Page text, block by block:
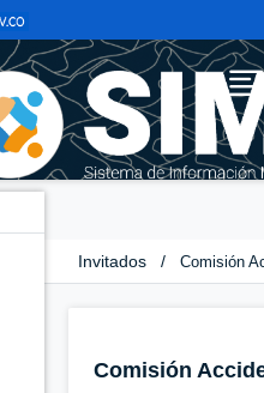
Invitados / Comisión
Comisión